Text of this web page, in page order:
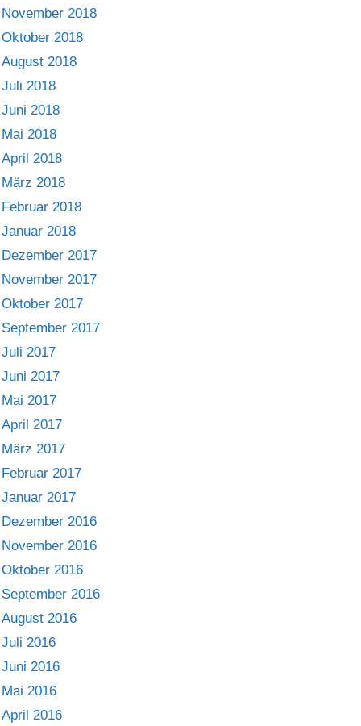
November 2018
Oktober 2018
August 2018
Juli 2018
Juni 2018
Mai 2018
April 2018
März 2018
Februar 2018
Januar 2018
Dezember 2017
November 2017
Oktober 2017
September 2017
Juli 2017
Juni 2017
Mai 2017
April 2017
März 2017
Februar 2017
Januar 2017
Dezember 2016
November 2016
Oktober 2016
September 2016
August 2016
Juli 2016
Juni 2016
Mai 2016
April 2016